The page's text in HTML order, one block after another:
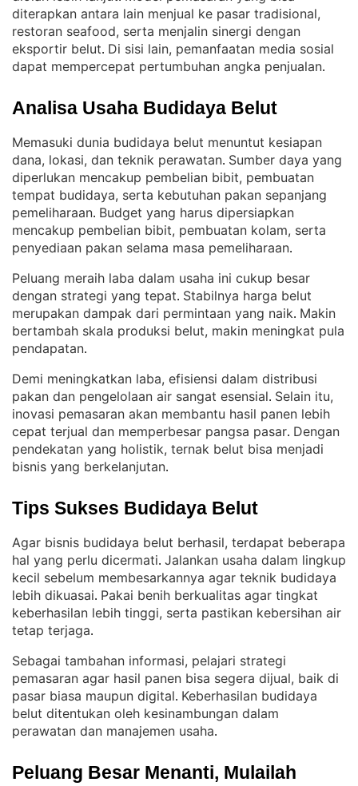
diterapkan antara lain menjual ke pasar tradisional,
restoran seafood, serta menjalin sinergi dengan
eksportir belut. Di sisi lain, pemanfaatan media sosial
dapat mempercepat pertumbuhan angka penjualan.
Analisa Usaha Budidaya Belut
Memasuki dunia budidaya belut menuntut kesiapan
dana, lokasi, dan teknik perawatan. Sumber daya yang
diperlukan mencakup pembelian bibit, pembuatan
tempat budidaya, serta kebutuhan pakan sepanjang
pemeliharaan. Budget yang harus dipersiapkan
mencakup pembelian bibit, pembuatan kolam, serta
penyediaan pakan selama masa pemeliharaan.
Peluang meraih laba dalam usaha ini cukup besar
dengan strategi yang tepat. Stabilnya harga belut
merupakan dampak dari permintaan yang naik. Makin
bertambah skala produksi belut, makin meningkat pula
pendapatan.
Demi meningkatkan laba, efisiensi dalam distribusi
pakan dan pengelolaan air sangat esensial. Selain itu,
inovasi pemasaran akan membantu hasil panen lebih
cepat terjual dan memperbesar pangsa pasar. Dengan
pendekatan yang holistik, ternak belut bisa menjadi
bisnis yang berkelanjutan.
Tips Sukses Budidaya Belut
Agar bisnis budidaya belut berhasil, terdapat beberapa
hal yang perlu dicermati. Jalankan usaha dalam lingkup
kecil sebelum membesarkannya agar teknik budidaya
lebih dikuasai. Pakai benih berkualitas agar tingkat
keberhasilan lebih tinggi, serta pastikan kebersihan air
tetap terjaga.
Sebagai tambahan informasi, pelajari strategi
pemasaran agar hasil panen bisa segera dijual, baik di
pasar biasa maupun digital. Keberhasilan budidaya
belut ditentukan oleh kesinambungan dalam
perawatan dan manajemen usaha.
Peluang Besar Menanti, Mulailah